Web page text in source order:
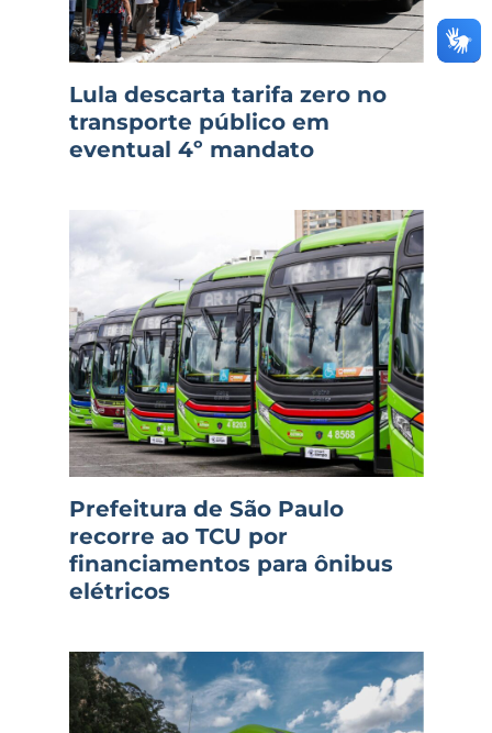
Lula descarta tarifa zero no
transporte público em
eventual 4º mandato
Prefeitura de São Paulo
recorre ao TCU por
financiamentos para ônibus
elétricos